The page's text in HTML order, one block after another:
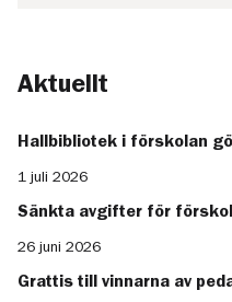
Aktuellt
Hallbibliotek i förskolan
1 juli 2026
Sänkta avgifter för
26 juni 2026
Grattis till vinnarna av